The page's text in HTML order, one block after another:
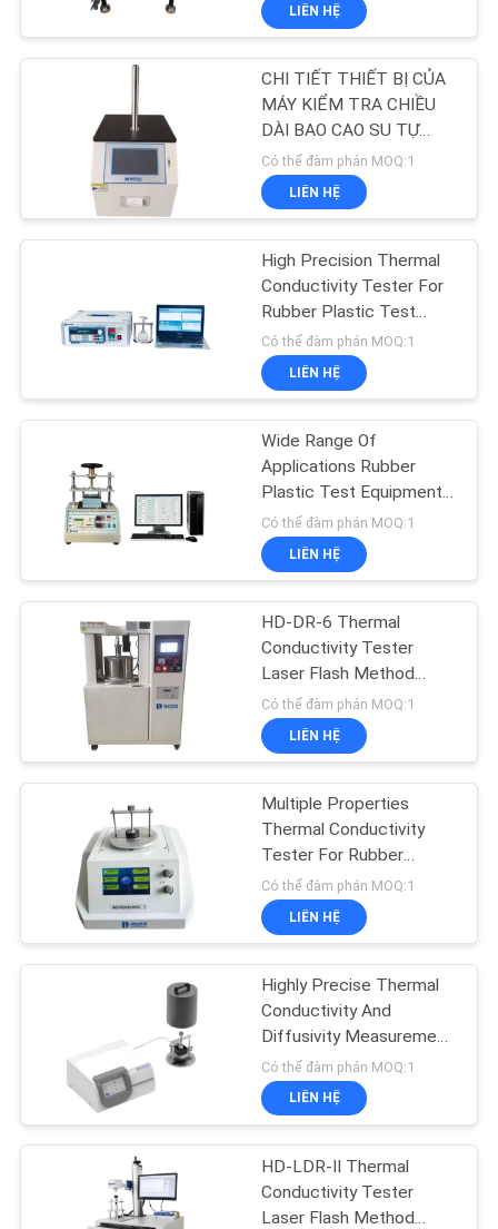
VR
CHÚNG
QUAN
NHÀ
MÁY
KIỂM
SOÁT
CHẤT
LƯỢNG
TIN
TỨC
ÁN
TRANG
WEB
Máy thử kéo
206
Hệ thống bàn rung
động
Thiết bị thử nghiệm
dễ cháy
52
Phòng Nhiệt độ
Nhiệt độ
Phòng tăng tốc lão
hóa
LIÊN HỆ
CHI TIẾT THIẾT BỊ CỦA
MÁY KIỂM TRA CHIỀU
DÀI BAO CAO SU TỰ
ĐỘNG 5103-HD
Có thể đàm phán MOQ:1
LIÊN HỆ
High Precision Thermal
Conductivity Tester For
Rubber Plastic Test
Equipment / Research
And Development Center
Có thể đàm phán MOQ:1
LIÊN HỆ
Wide Range Of
Applications Rubber
Plastic Test Equipment
Thermal Conductivity
Tester / Software
Interface
Có thể đàm phán MOQ:1
LIÊN HỆ
HD-DR-6 Thermal
Conductivity Tester
Laser Flash Method
Material Thermal
Conductivity / Thermal
Conductivity Tester
Có thể đàm phán MOQ:1
LIÊN HỆ
Multiple Properties
Thermal Conductivity
Tester For Rubber
Plastic Test Equipment /
Mask Testing
Có thể đàm phán MOQ:1
LIÊN HỆ
Highly Precise Thermal
Conductivity And
Diffusivity Measurement
With Rubber Plastic Test
/ Thermal Conductivity
Testerthermal Diffusivity
Có thể đàm phán MOQ:1
LIÊN HỆ
HD-LDR-II Thermal
Conductivity Tester
Laser Flash Method